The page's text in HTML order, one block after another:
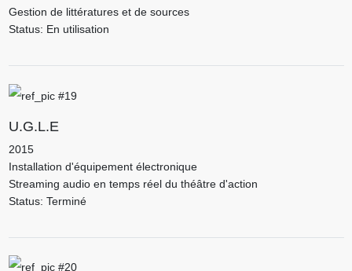
Gestion de littératures et de sources
Status: En utilisation
U.G.L.E
2015
Installation d'équipement électronique
Streaming audio en temps réel du théâtre d'action
Status: Terminé